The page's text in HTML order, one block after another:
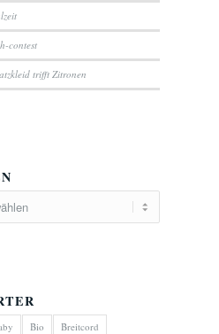
contest
trifft Zitronen
Bio
Breitcord